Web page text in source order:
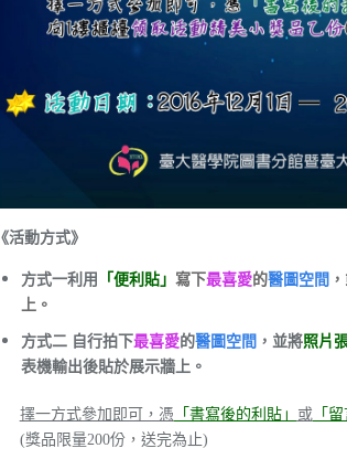
《活動方式》
方式一利用 「便利貼」 寫下最喜愛的醫圖空間
上。
方式二 自行拍下最喜愛的醫圖空間 ，並將照片
表機輸出後貼於展示牆上。
擇一方式參加即可，憑 「書寫後的利貼」 或 「留
(獎品限量200份，送完為止)